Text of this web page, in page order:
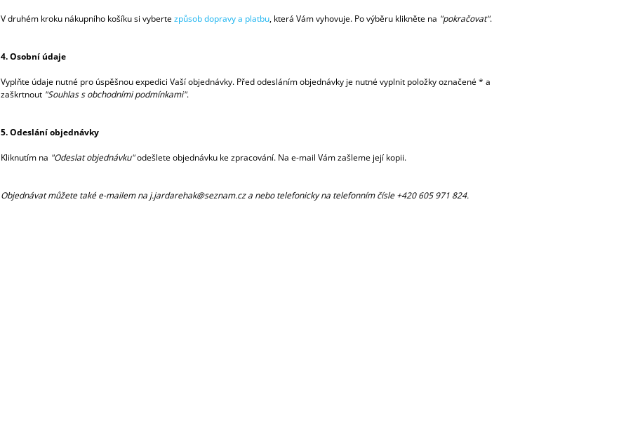
V druhém kroku nákupního košíku si vybertezpůsob dopravy a platbu, která Vám vyhovuje. Po výběru klikněte na "pokračovat".
4. Osobní údaje
Vyplňte údaje nutné pro úspěšnou expedici Vaší objednávky. Před odesláním objednávky je nutné vyplnit položky označené * a
zaškrtnout "Souhlas s obchodními podmínkami".
5. Odeslání objednávky
Kliknutím na "Odeslat objednávku"odešlete objednávku ke zpracování. Na e-mail Vám zašleme její kopii.
Objednávat můžete také e-mailem na j.jardarehak@seznam.cza nebo telefonicky na telefonním čísle +420 605 971 824.